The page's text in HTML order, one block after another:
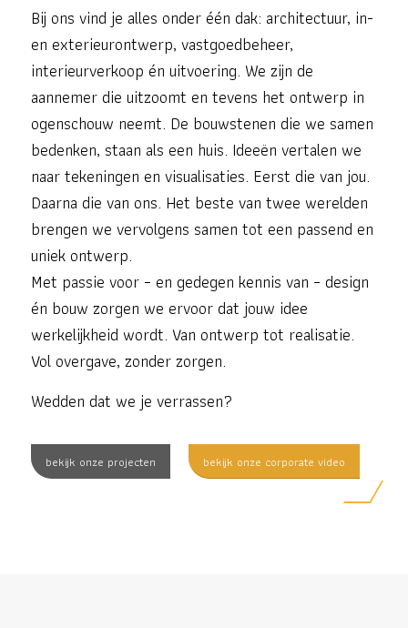
Bij ons vind je alles onder één dak: architectuur, in-
en exterieurontwerp, vastgoedbeheer,
interieurverkoop én uitvoering. We zijn de
aannemer die uitzoomt en tevens het ontwerp in
ogenschouw neemt. De bouwstenen die we samen
bedenken, staan als een huis. Ideeën vertalen we
naar tekeningen en visualisaties. Eerst die van jou.
Daarna die van ons. Het beste van twee werelden
brengen we vervolgens samen tot een passend en
uniek ontwerp.
Met passie voor – en gedegen kennis van – design
én bouw zorgen we ervoor dat jouw idee
werkelijkheid wordt. Van ontwerp tot realisatie.
Vol overgave, zonder zorgen.
Wedden dat we je verrassen?
bekijk onze projecten bekijk onze corporate video